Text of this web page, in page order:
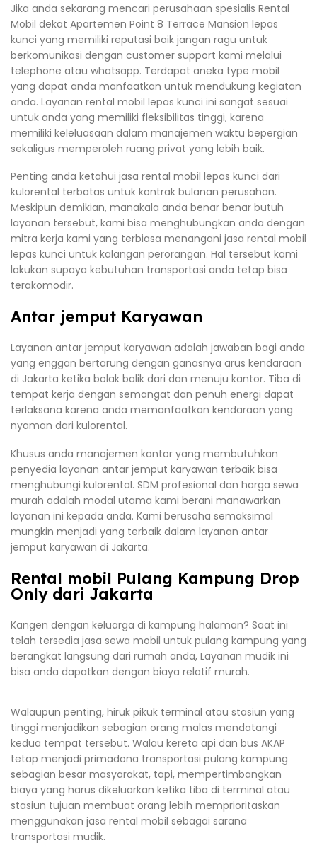
Jika anda sekarang mencari perusahaan spesialis Rental
Mobil dekat Apartemen Point 8 Terrace Mansion lepas
kunci yang memiliki reputasi baik jangan ragu untuk
berkomunikasi dengan customer support kami melalui
telephone atau whatsapp. Terdapat aneka type mobil
yang dapat anda manfaatkan untuk mendukung kegiatan
anda. Layanan rental mobil lepas kunci ini sangat sesuai
untuk anda yang memiliki fleksibilitas tinggi, karena
memiliki keleluasaan dalam manajemen waktu bepergian
sekaligus memperoleh ruang privat yang lebih baik.
Penting anda ketahui jasa rental mobil lepas kunci dari
kulorental terbatas untuk kontrak bulanan perusahan.
Meskipun demikian, manakala anda benar benar butuh
layanan tersebut, kami bisa menghubungkan anda dengan
mitra kerja kami yang terbiasa menangani jasa rental mobil
lepas kunci untuk kalangan perorangan. Hal tersebut kami
lakukan supaya kebutuhan transportasi anda tetap bisa
terakomodir.
Antar jemput Karyawan
Layanan antar jemput karyawan adalah jawaban bagi anda
yang enggan bertarung dengan ganasnya arus kendaraan
di Jakarta ketika bolak balik dari dan menuju kantor. Tiba di
tempat kerja dengan semangat dan penuh energi dapat
terlaksana karena anda memanfaatkan kendaraan yang
nyaman dari kulorental.
Khusus anda manajemen kantor yang membutuhkan
penyedia layanan antar jemput karyawan terbaik bisa
menghubungi kulorental. SDM profesional dan harga sewa
murah adalah modal utama kami berani manawarkan
layanan ini kepada anda. Kami berusaha semaksimal
mungkin menjadi yang terbaik dalam layanan antar
jemput karyawan di Jakarta.
Rental mobil Pulang Kampung Drop
Only dari Jakarta
Kangen dengan keluarga di kampung halaman? Saat ini
telah tersedia jasa sewa mobil untuk pulang kampung yang
berangkat langsung dari rumah anda, Layanan mudik ini
bisa anda dapatkan dengan biaya relatif murah.
Walaupun penting, hiruk pikuk terminal atau stasiun yang
tinggi menjadikan sebagian orang malas mendatangi
kedua tempat tersebut. Walau kereta api dan bus AKAP
tetap menjadi primadona transportasi pulang kampung
sebagian besar masyarakat, tapi, mempertimbangkan
biaya yang harus dikeluarkan ketika tiba di terminal atau
stasiun tujuan membuat orang lebih memprioritaskan
menggunakan jasa rental mobil sebagai sarana
transportasi mudik.